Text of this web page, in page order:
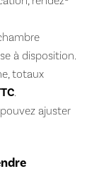
à disposition.
totaux
.
ajuster